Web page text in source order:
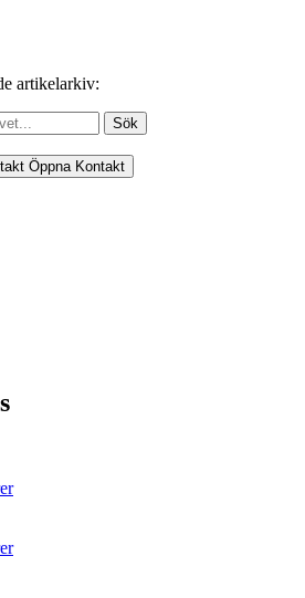
artikelarkiv:
Sök
Öppna Kontakt